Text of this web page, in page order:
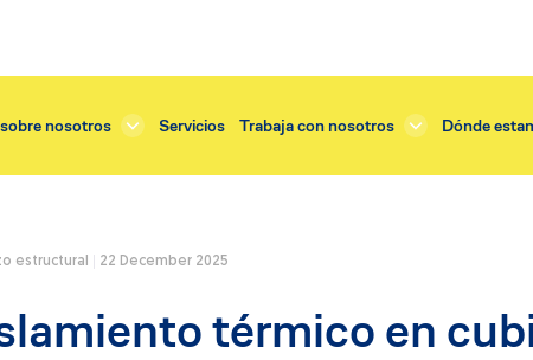
exterior
Renovación enlucido
Renovación balcones
nosotros Servicios Trabaja con nosotros Dónde
estructural 22 December 2025
térmico en